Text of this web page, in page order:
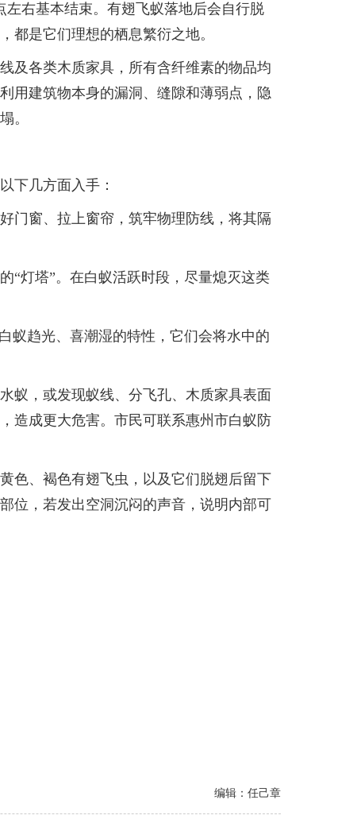
右基本结束。有翅飞蚁落地后会自行脱
都是它们理想的栖息繁衍之地。
各类木质家具，所有含纤维素的物品均
用建筑物本身的漏洞、缝隙和薄弱点，隐
。
下几方面入手：
窗、拉上窗帘，筑牢物理防线，将其隔
灯塔”。在白蚁活跃时段，尽量熄灭这类
趋光、喜潮湿的特性，它们会将水中的
，或发现蚁线、分飞孔、木质家具表面
造成更大危害。市民可联系惠州市白蚁防
、褐色有翅飞虫，以及它们脱翅后留下
位，若发出空洞沉闷的声音，说明内部可
编辑：任己章